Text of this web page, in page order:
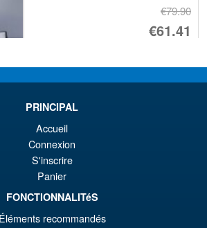
€79.90
€61.41
Moderoid RoboCop Model Kit
PRINCIPAL
Accueil
Connexion
S'inscrire
Panier
FONCTIONNALITéS
Éléments recommandés